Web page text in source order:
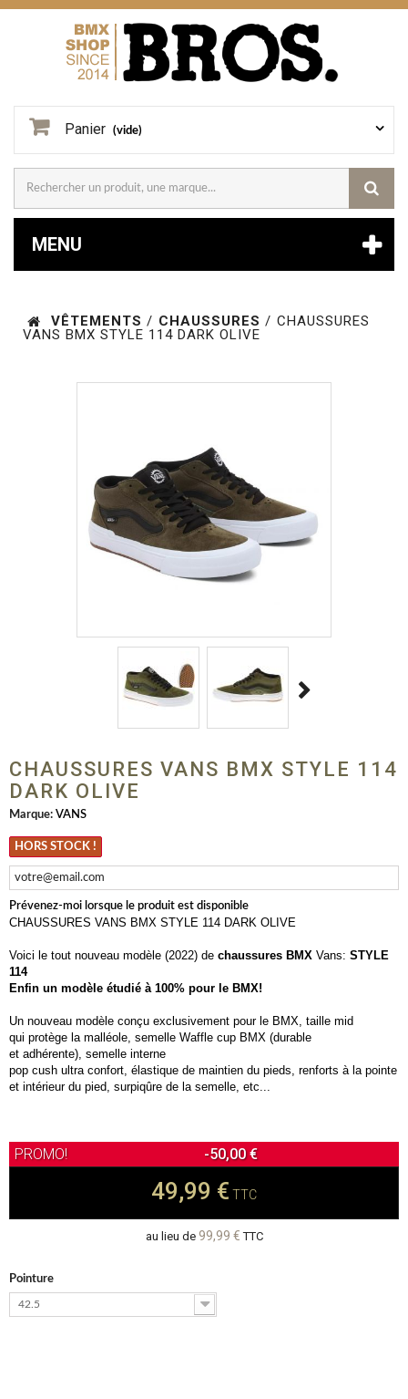
Panier (vide)
MENU
VÊTEMENTS / CHAUSSURES / CHAUSSURES
VANS BMX STYLE 114 DARK OLIVE
CHAUSSURES VANS BMX STYLE 114
DARK OLIVE
Marque: VANS
HORS STOCK !
Prévenez-moi lorsque le produit est disponible
CHAUSSURES VANS BMX STYLE 114 DARK OLIVE
Voici le tout nouveau modèle (2022) de chaussures BMX Vans: STYLE
114
Enfin un modèle étudié à 100% pour le BMX!
Un nouveau modèle conçu exclusivement pour le BMX, taille mid
qui protège la malléole, semelle Waffle cup BMX (durable
et adhérente), semelle interne
pop cush ultra confort, élastique de maintien du pieds, renforts à la pointe
et intérieur du pied, surpiqûre de la semelle, etc...
-50,00 €
49,99 € TTC
au lieu de 99,99 € TTC
Pointure
42.5